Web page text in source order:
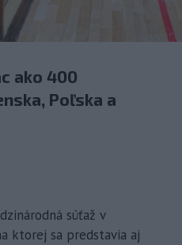
ako 400
Poľska a
súťaž v
ktorej sa predstavia aj